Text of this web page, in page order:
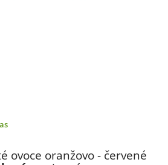
ovoce oranžovo - červené